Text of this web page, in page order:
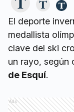
El deporte
medallista
clave del ski
un rayo, según
de Esquí.
Ads